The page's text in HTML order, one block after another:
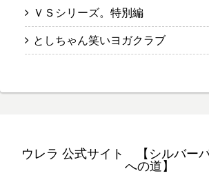
ＶＳシリーズ。特別編
としちゃん笑いヨガクラブ
ウレラ 公式サイト 【シルバー
への道】